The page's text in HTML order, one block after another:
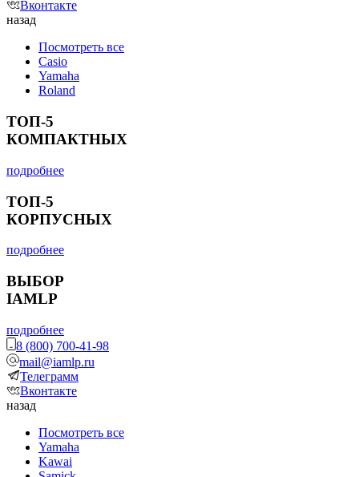
Вконтакте
назад
Посмотреть все
Casio
Yamaha
Roland
ТОП-5
КОМПАКТНЫХ
подробнее
ТОП-5
КОРПУСНЫХ
подробнее
ВЫБОР
IAMLP
подробнее
8 (800) 700-41-98
mail@iamlp.ru
Телеграмм
Вконтакте
назад
Посмотреть все
Yamaha
Kawai